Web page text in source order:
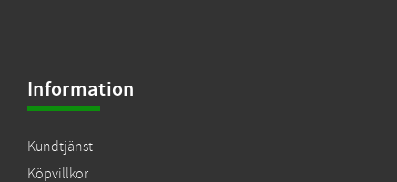
Information
Kundtjänst
Köpvillkor